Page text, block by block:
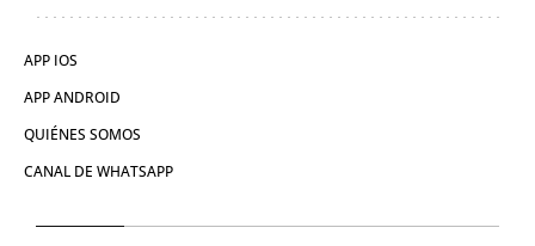
APP IOS
APP ANDROID
QUIÉNES SOMOS
CANAL DE WHATSAPP